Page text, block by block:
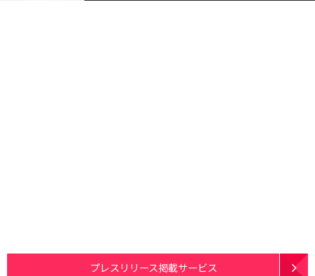
プレスリリース掲載サービス